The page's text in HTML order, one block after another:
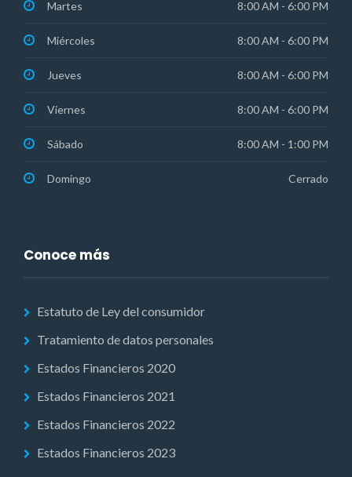
Martes 8:00 AM - 6:00 PM
Miércoles 8:00 AM - 6:00 PM
Jueves 8:00 AM - 6:00 PM
Viernes 8:00 AM - 6:00 PM
Sábado 8:00 AM - 1:00 PM
Domingo Cerrado
Conoce más
Estatuto de Ley del consumidor
Tratamiento de datos personales
Estados Financieros 2020
Estados Financieros 2021
Estados Financieros 2022
Estados Financieros 2023